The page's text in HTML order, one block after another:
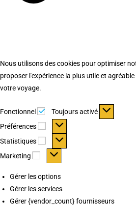
Nous utilisons des cookies pour optimiser
proposer l'expérience la plus utile et
votre voyage.
Fonctionnel Fonctionnel
Toujours activé
Préférences
Préférences
Statistiques Statistiques
Marketing Marketing
Gérer les options
Gérer les services
Gérer {vendor_count} fournisseurs